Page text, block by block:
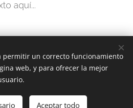
aquí...
Webnode Cookies
permitir un correcto funcionamiento
web, y para ofrecer la mejor
Aceptar todo